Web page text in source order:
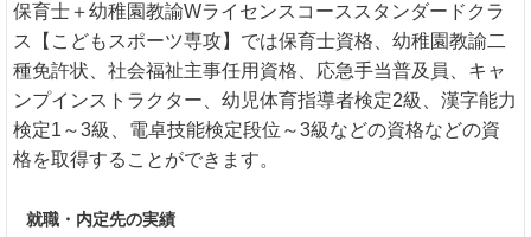
保育士＋幼稚園教諭Wライセンスコーススタンダードクラ
ス【こどもスポーツ専攻】では保育士資格、幼稚園教諭二
種免許状、社会福祉主事任用資格、応急手当普及員、キャ
ンプインストラクター、幼児体育指導者検定2級、漢字能力
検定1～3級、電卓技能検定段位～3級などの資格などの資
格を取得することができます。
就職・内定先の実績